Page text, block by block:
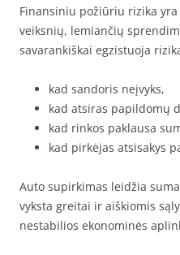
Finansiniu požiūriu rizika
veiksnių, lemiančių
savarankiškai egzistuoja
kad sandoris neįvyks,
kad atsiras papildomų
kad rinkos paklausa
kad pirkėjas atsisakys
Auto supirkimas leidžia
vyksta greitai ir aiškiomis
nestabilios ekonominės